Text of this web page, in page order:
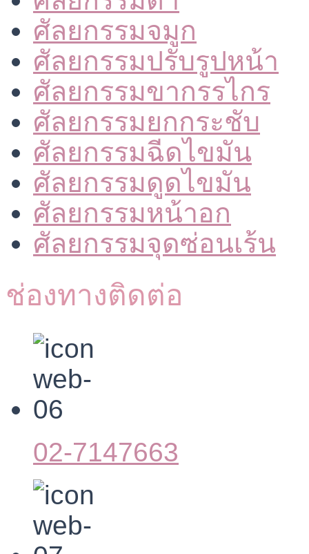
ศัลยกรรมจมูก
ศัลยกรรมปรับรูปหน้า
ศัลยกรรมขากรรไกร
ศัลยกรรมยกกระชับ
ศัลยกรรมฉีดไขมัน
ศัลยกรรมดูดไขมัน
ศัลยกรรมหน้าอก
ศัลยกรรมจุดซ่อนเร้น
ช่องทางติดต่อ
02-7147663